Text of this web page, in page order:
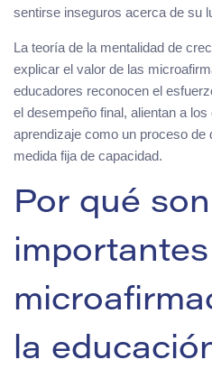
sentirse inseguros acerca de su
La teoría de la mentalidad de
explicar el valor de las
educadores reconocen el
el desempeño final, alientan a
aprendizaje como un proceso de
medida fija de capacidad.
Por qué son
la